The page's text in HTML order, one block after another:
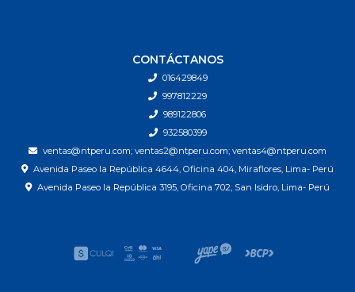
CONTÁCTANOS
016429849
997812229
989122806
932580399
ventas@ntperu.com; ventas2@ntperu.com; ventas4@ntperu.com
Avenida Paseo la República 4644, Oficina 404, Miraflores, Lima- Perú
Avenida Paseo la República 3195, Oficina 702, San Isidro, Lima- Perú